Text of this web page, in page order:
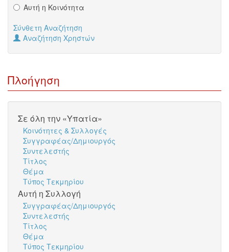
Αυτή η Κοινότητα
Σύνθετη Αναζήτηση
Αναζήτηση Χρηστών
Πλοήγηση
Σε όλη την «Υπατία»
Κοινότητες & Συλλογές
Συγγραφέας/Δημιουργός
Συντελεστής
Τίτλος
Θέμα
Τύπος Τεκμηρίου
Αυτή η Συλλογή
Συγγραφέας/Δημιουργός
Συντελεστής
Τίτλος
Θέμα
Τύπος Τεκμηρίου